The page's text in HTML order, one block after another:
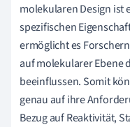
molekularen Design ist
spezifischen
ermöglicht es
auf molekularer Ebene
beeinflussen. Somit
genau auf ihre
Bezug auf Reaktivität,